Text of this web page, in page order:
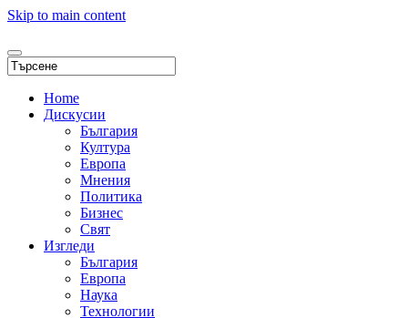
Skip to main content
Home
Дискусии
България
Култура
Европа
Мнения
Политика
Бизнес
Свят
Изгледи
България
Европа
Наука
Технологии